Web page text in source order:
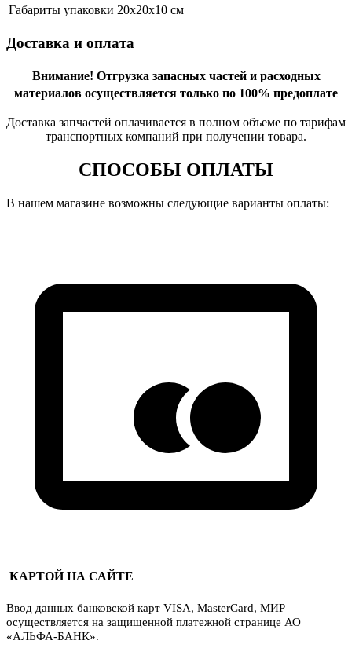
Габариты упаковки 20х20х10 см
Доставка и оплата
Внимание! Отгрузка запасных частей и расходных
материалов осуществляется только по 100% предоплате
Доставка запчастей оплачивается в полном объеме по тарифам
транспортных компаний при получении товара.
СПОСОБЫ ОПЛАТЫ
В нашем магазине возможны следующие варианты оплаты:
КАРТОЙ НА САЙТЕ
Ввод данных банковской карт VISA, MasterCard, МИР
осуществляется на защищенной платежной странице АО
«АЛЬФА-БАНК».